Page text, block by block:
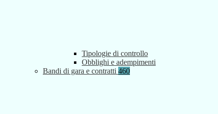
Tipologie di controllo
Obblighi e adempimenti
Bandi di gara e contratti 460